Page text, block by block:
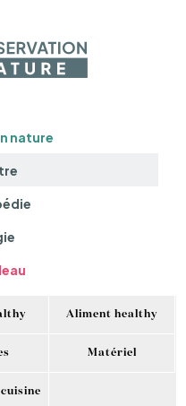
nature
Aliment healthy
Matériel